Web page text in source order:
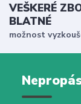
VEŠKERÉ
BLATNÉ
možnost